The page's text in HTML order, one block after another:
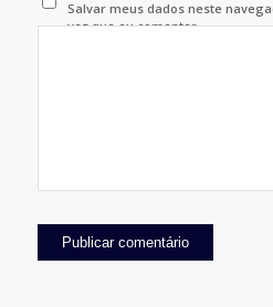
Salvar meus dados neste
vez que eu comentar.